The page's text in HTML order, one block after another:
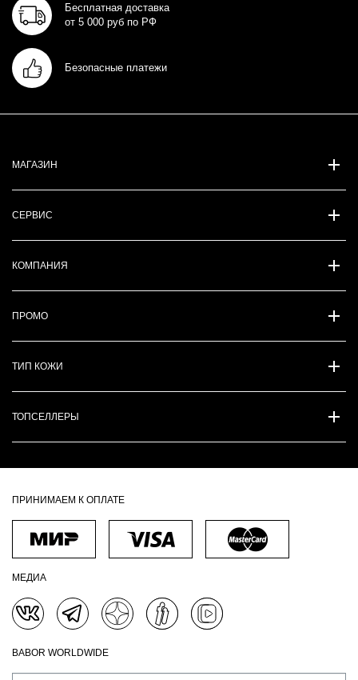
Бесплатная доставка
от 5 000 руб по РФ
Безопасные платежи
МАГАЗИН
СЕРВИС
КОМПАНИЯ
ПРОМО
ТИП КОЖИ
ТОПСЕЛЛЕРЫ
ПРИНИМАЕМ К ОПЛАТЕ
МЕДИА
BABOR WORLDWIDE